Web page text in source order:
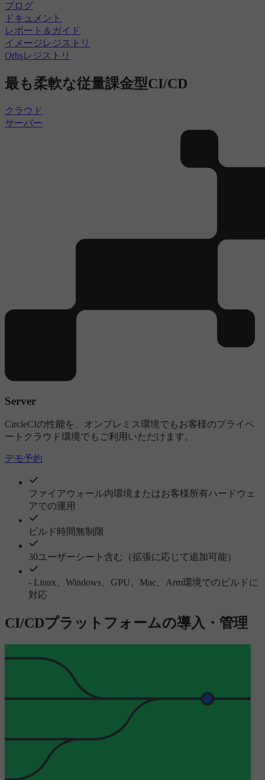
ブログ
ドキュメント
レポート＆ガイド
イメージレジストリ
Orbsレジストリ
最も柔軟な従量課金型CI/CD
クラウド
サーバー
Server
CircleCIの性能を、オンプレミス環境でもお客様のプライベ
ートクラウド環境でもご利用いただけます。
デモ予約
ファイアウォール内環境またはお客様所有ハードウェ
アでの運用
ビルド時間無制限
30ユーザーシート含む（拡張に応じて追加可能）
- Linux、Windows、GPU、Mac、Arm環境でのビルドに
対応
CI/CDプラットフォームの導入・管理